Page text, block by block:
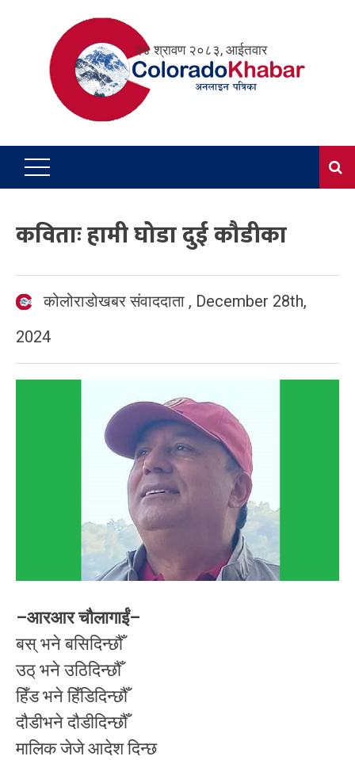
२४ श्रावण २०८३, आईतवार
कविताः हामी घोडा दुई कौडीका
कोलोराडोखबर संवाददाता , December 28th,
2024
–आरआर चौलागाईं–
बस् भने बसिदिन्छौँ
उठ् भने उठिदिन्छौँ
हिँड भने हिँडिदिन्छौँ
दौडीभने दौडीदिन्छौँ
मालिक जेजे आदेश दिन्छ